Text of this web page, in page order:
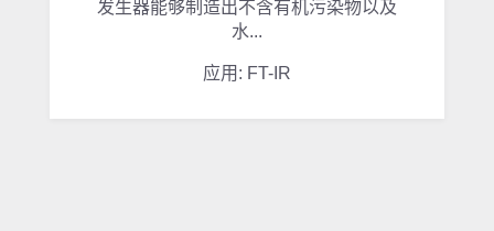
发生器能够制造出不含有机污染物以及
水...
应用: FT-IR